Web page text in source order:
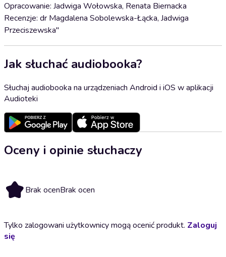
Opracowanie: Jadwiga Wołowska, Renata Biernacka
Recenzje: dr Magdalena Sobolewska-Łącka, Jadwiga
Przeciszewska"
Jak słuchać audiobooka?
Słuchaj audiobooka na urządzeniach Android i iOS w aplikacji
Audioteki
Oceny i opinie słuchaczy
Brak ocenBrak ocen
Tylko zalogowani użytkownicy mogą ocenić produkt. Zaloguj
się